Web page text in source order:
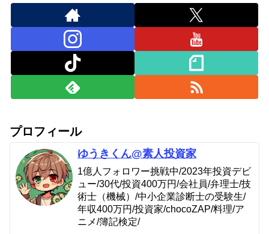
プロフィール
ゆうきくん@素人投資家
1億人フォロワー挑戦中/2023年投資デビ
ュー/30代/投資400万円/会社員/弁理士/技
術士（機械）/中小企業診断士の受験生/
年収400万円/投資家/chocoZAP/料理/ア
ニメ/簿記検定/